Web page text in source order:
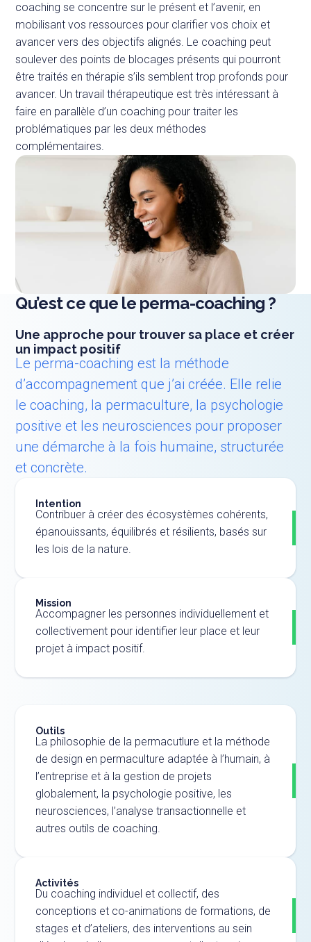
coaching se concentre sur le présent et l’avenir, en
mobilisant vos ressources pour clarifier vos choix et
avancer vers des objectifs alignés. Le coaching peut
soulever des points de blocages présents qui pourront
être traités en thérapie s’ils semblent trop profonds pour
avancer. Un travail thérapeutique est très intéressant à
faire en parallèle d’un coaching pour traiter les
problématiques par les deux méthodes
complémentaires.
Qu’est ce que le perma-coaching ?
Une approche pour trouver sa place et créer
un impact positif
Le perma-coaching est la méthode
d’accompagnement que j’ai créée. Elle relie
le coaching, la permaculture, la psychologie
positive et les neurosciences pour proposer
une démarche à la fois humaine, structurée
et concrète.
Intention
Contribuer à créer des écosystèmes cohérents,
épanouissants, équilibrés et résilients, basés sur
les lois de la nature.
Mission
Accompagner les personnes individuellement et
collectivement pour identifier leur place et leur
projet à impact positif.
Outils
La philosophie de la permacutlure et la méthode
de design en permaculture adaptée à l’humain, à
l’entreprise et à la gestion de projets
globalement, la psychologie positive, les
neurosciences, l’analyse transactionnelle et
autres outils de coaching.
Activités
Du coaching individuel et collectif, des
conceptions et co-animations de formations, de
stages et d’ateliers, des interventions au sein